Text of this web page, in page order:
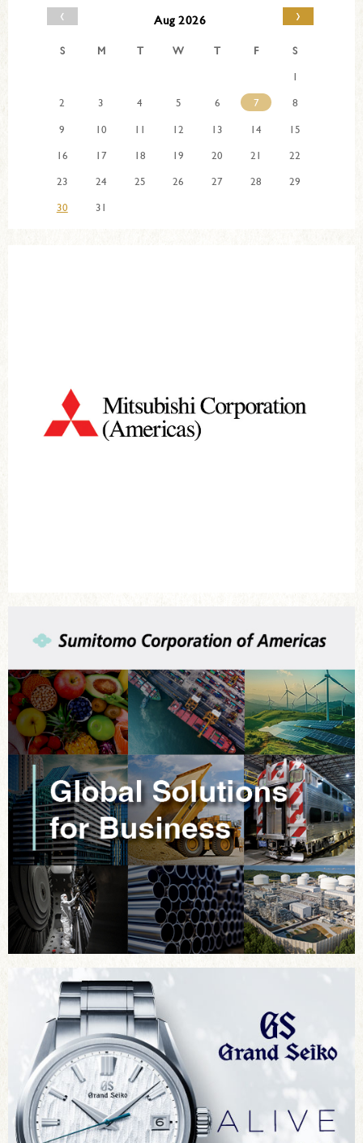
‹ Aug 2026 ›
S M T W T F
S
1
2
3 4 5 6 7
8
9
10 11 12 13 14
15
16
17 18 19 20 21
22
23
24 25 26 27 28
29
30
31